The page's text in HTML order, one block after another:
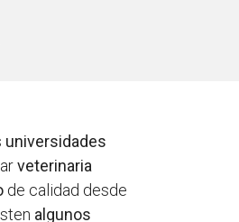
universidades
veterinaria
de calidad desde
algunos